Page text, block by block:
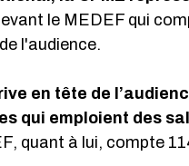
le MEDEF qui
l'audience.
en tête de
qui emploient des
quant à lui, compte